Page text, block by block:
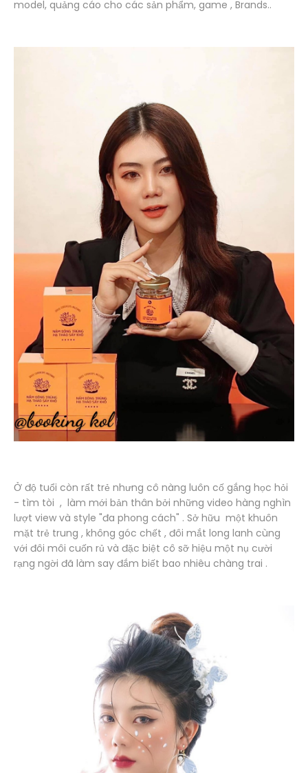
model, quảng cáo cho các sản phẩm, game , Brands..
Ở độ tuổi còn rất trẻ nhưng cô nàng luôn cố gắng học hỏi
- tìm tòi , làm mới bản thân bởi những video hàng nghìn
lượt view và style "đa phong cách" . Sở hữu một khuôn
mặt trẻ trung , không góc chết , đôi mắt long lanh cùng
với đôi môi cuốn rủ và đặc biệt cô sỡ hiệu một nụ cười
rạng ngời đã làm say đắm biết bao nhiêu chàng trai .